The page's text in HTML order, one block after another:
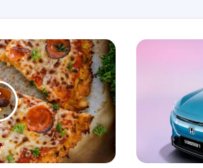
آموزش
پیتزا
رژیمی
بدون
کربوهیدرات
برای
ورزشکاران